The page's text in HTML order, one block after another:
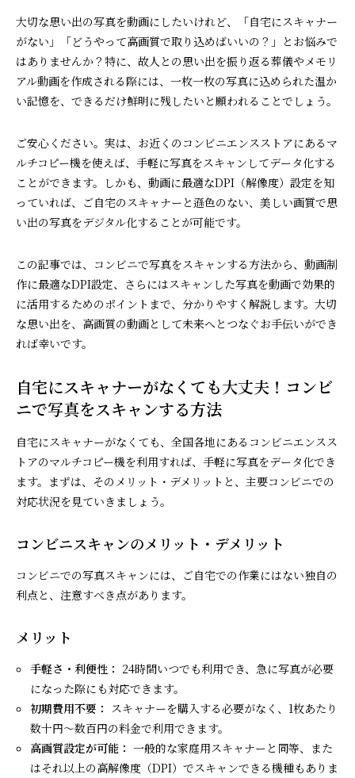
大切な思い出の写真を動画にしたいけれど、「自宅にスキャナー
がない」「どうやって高画質で取り込めばいいの？」とお悩みで
はありませんか？特に、故人との思い出を振り返る葬儀やメモリ
アル動画を作成される際には、一枚一枚の写真に込められた温か
い記憶を、できるだけ鮮明に残したいと願われることでしょう。
ご安心ください。実は、お近くのコンビニエンスストアにあるマ
ルチコピー機を使えば、手軽に写真をスキャンしてデータ化する
ことができます。しかも、動画に最適なDPI（解像度）設定を知
っていれば、ご自宅のスキャナーと遜色のない、美しい画質で思
い出の写真をデジタル化することが可能です。
この記事では、コンビニで写真をスキャンする方法から、動画制
作に最適なDPI設定、さらにはスキャンした写真を動画で効果的
に活用するためのポイントまで、分かりやすく解説します。大切
な思い出を、高画質の動画として未来へとつなぐお手伝いができ
れば幸いです。
自宅にスキャナーがなくても大丈夫！コンビ
ニで写真をスキャンする方法
自宅にスキャナーがなくても、全国各地にあるコンビニエンスス
トアのマルチコピー機を利用すれば、手軽に写真をデータ化でき
ます。まずは、そのメリット・デメリットと、主要コンビニでの
対応状況を見ていきましょう。
コンビニスキャンのメリット・デメリット
コンビニでの写真スキャンには、ご自宅での作業にはない独自の
利点と、注意すべき点があります。
メリット
手軽さ・利便性： 24時間いつでも利用でき、急に写真が必要
になった際にも対応できます。
初期費用不要： スキャナーを購入する必要がなく、1枚あたり
数十円〜数百円の料金で利用できます。
高画質設定が可能： 一般的な家庭用スキャナーと同等、また
はそれ以上の高解像度（DPI）でスキャンできる機種もありま